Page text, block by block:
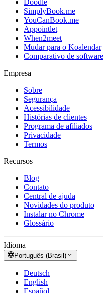
Doodle
SimplyBook.me
YouCanBook.me
Appointlet
When2meet
Mudar para o Koalendar
Comparativo de
Empresa
Sobre
Segurança
Acessibilidade
Histórias de clientes
Programa de afiliados
Privacidade
Termos
Recursos
Blog
Contato
Central de ajuda
Novidades do produto
Instalar no Chrome
Glossário
Idioma
Português (Brasil)
Deutsch
English
Español